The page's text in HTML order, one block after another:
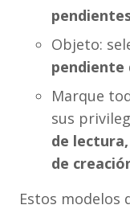
Objeto:
pendiente
Marque
sus
de
de
Estos modelos